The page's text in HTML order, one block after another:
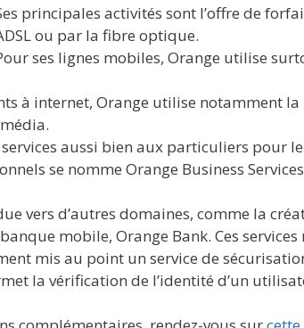
principales activités sont l’offre de
ou par la fibre optique.
ses lignes mobiles, Orange utilise
à internet, Orange utilise notamment
aussi bien aux particuliers pour
se nomme Orange Business
vers d’autres domaines, comme la
mobile, Orange Bank. Ces
mis au point un service de
la vérification de l’identité d’un